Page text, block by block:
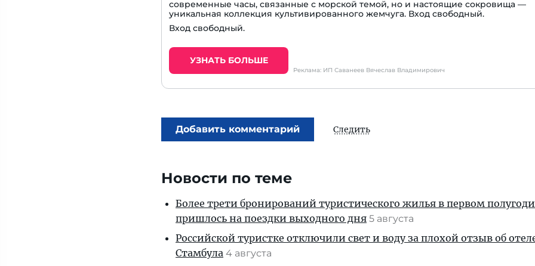
современные часы, связанные с морской темой, но и настоящие сокровища —
уникальная коллекция культивированного жемчуга. Вход свободный.
Вход свободный.
УЗНАТЬ БОЛЬШЕ
Реклама: ИП Саванеев Вячеслав Владимирович
Добавить комментарий Следить
Новости по теме
Более трети бронирований туристического жилья в первом
пришлось на поездки выходного дня 5 августа
Российской туристке отключили свет и воду за плохой отзыв об
Стамбула 4 августа